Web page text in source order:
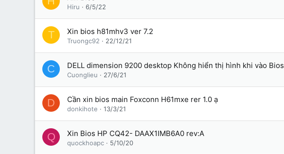
Hiru 6/5/22
T Xin bios h81mhv3 ver 7.2
Truongc92 22/12/21
C DELL dimension 9200 desktop Không hiển thị hình khi vào Bios
Cuonglieu 27/6/21
D Cần xin bios main Foxconn H61mxe rer 1.0 ạ
donkihote 13/3/21
Q Xin Bios HP CQ42- DAAX1IMB6A0 rev:A
quockhoapc 5/10/20